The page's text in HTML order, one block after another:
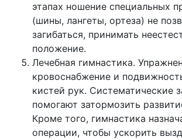
этапах ношение специальных
(шины, лангеты, ортеза) не
загибаться, принимать
положение.
Лечебная гимнастика.
кровоснабжение и
кистей рук. Систематические
помогают затормозить
Кроме того, гимнастика
операции, чтобы ускорить